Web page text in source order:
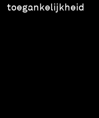
toegankelijkheid